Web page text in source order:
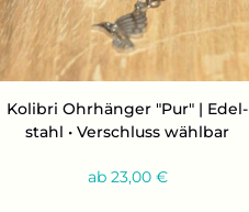
Ko­li­bri Ohr­hän­ger "Pur" | Edel­
stahl • Ver­schluss wähl­bar
ab 23,00 €